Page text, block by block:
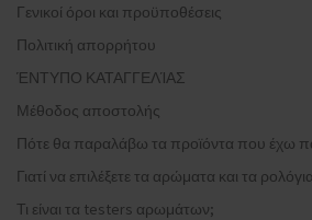
Γενικοί όροι και προϋποθέσεις
Πολιτική απορρήτου
ΈΝΤΥΠΟ ΚΑΤΑΓΓΕΛΊΑΣ
Μέθοδος αποστολής
Πότε θα παραλάβω τα προϊόντα που έχω
Γιατί να επιλέξετε τα αρώματα και τα
Τι είναι τα testers αρωμάτων;